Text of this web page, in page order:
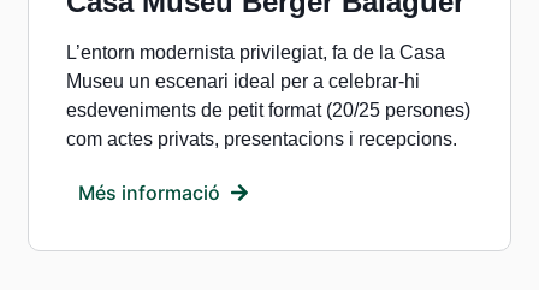
L’entorn modernista privilegiat, fa de la Casa
Museu un escenari ideal per a celebrar-hi
esdeveniments de petit format (20/25 persones)
com actes privats, presentacions i recepcions.
Més informació